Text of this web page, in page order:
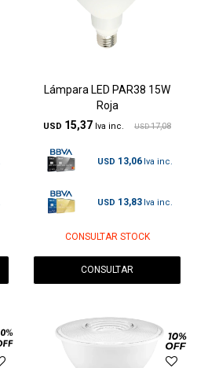
Lámpara LED PAR38 15W
Roja
USD 15,37 USD 17,08
USD 13,06
USD 13,83
CONSULTAR STOCK
CONSULTAR